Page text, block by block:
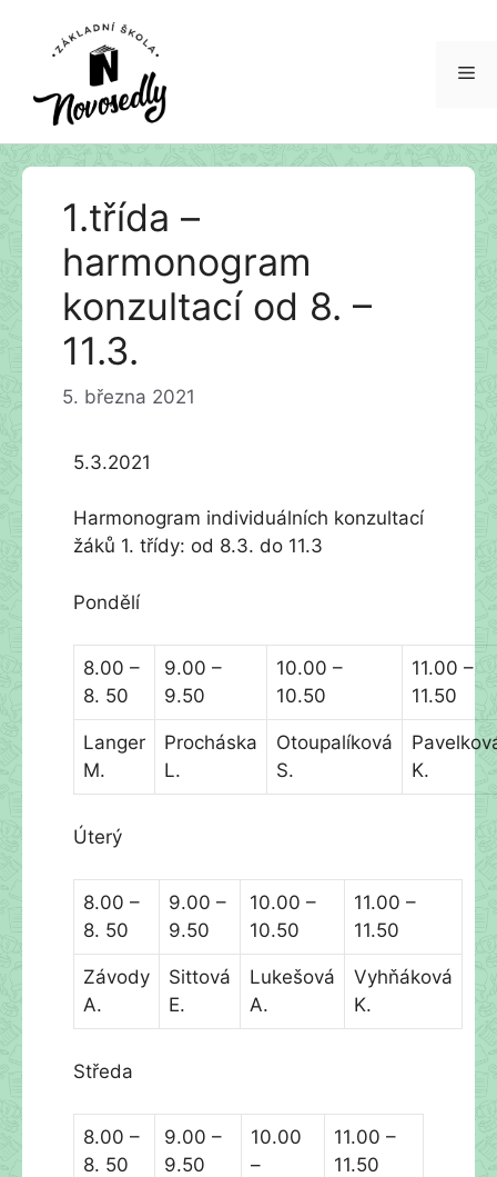
Přeskočit
1.třída –
harmonogram
konzultací od 8. –
11.3.
5. března 2021
5.3.2021
Harmonogram individuálních konzultací
žáků 1. třídy: od 8.3. do 11.3
Pondělí
8.00 –
8. 50
9.00 –
9.50
10.00 –
10.50
11.00 –
11.50
Langer
M.
Procháska
L.
Otoupalíková
S.
K.
Úterý
8.00 –
8. 50
9.00 –
9.50
10.00 –
10.50
11.00 –
11.50
Závody
A.
Sittová
E.
Lukešová
A.
Vyhňáková
K.
Středa
8.00 –
8. 50
9.00 –
9.50
10.00
–
11.00 –
11.50